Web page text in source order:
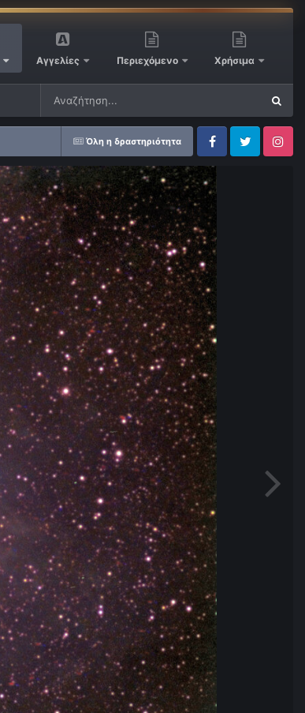
Αγγελίες Περιεχόμενο Χρήσιμα
Όλη η δραστηριότητα
FacebookTwitter Instagram